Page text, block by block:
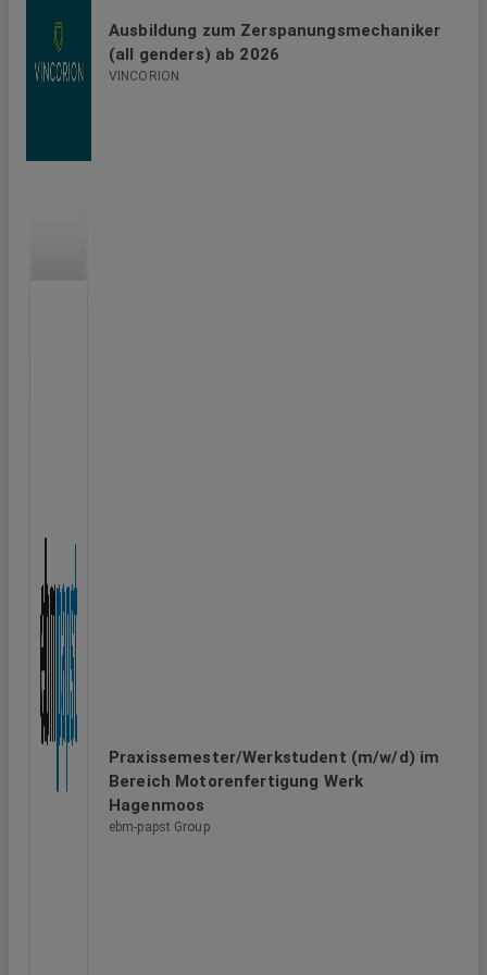
Ausbildung zum Zerspanungsmechaniker
(all genders) ab 2026
VINCORION
Praxissemester/Werkstudent (m/w/d) im
Bereich Motorenfertigung Werk
Hagenmoos
ebm-papst Group